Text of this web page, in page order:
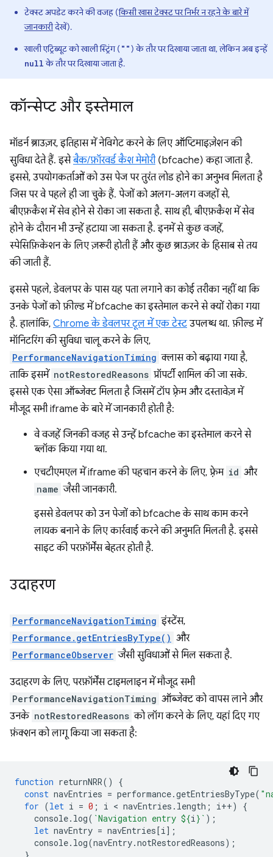
टेक्स्ट अपडेट करने की वजह (किसी खास टेक्स्ट पर निर्भर न रहने के बारे में
जानकारीदेखें).
खाली एट्रिब्यूट को खाली स्ट्रिंग ("") के तौर पर दिखाया जाता था, लेकिन अब इन्हें
nullके तौर पर दिखाया जाता है.
कॉन्सेप्ट और इस्तेमाल
मॉडर्न ब्राउज़र, इतिहास में नेविगेट करने के लिए ऑप्टिमाइज़ेशन की
सुविधा देते हैं. इसेबैक/फ़ॉरवर्ड कैश मेमोरी(bfcache) कहा जाता है.
इससे, उपयोगकर्ताओं को उस पेज पर तुरंत लोड होने का अनुभव मिलता है
जिस पर वे पहले ही जा चुके हैं. पेजों को अलग-अलग वजहों से,
बीएफ़कैश में सेव होने से रोका जा सकता है. साथ ही, बीएफ़कैश में सेव
होने के दौरान भी उन्हें हटाया जा सकता है. इनमें से कुछ वजहें,
स्पेसिफ़िकेशन के लिए ज़रूरी होती हैं और कुछ ब्राउज़र के हिसाब से तय
की जाती हैं.
इससे पहले, डेवलपर के पास यह पता लगाने का कोई तरीका नहीं था कि
उनके पेजों को फ़ील्ड में bfcache का इस्तेमाल करने से क्यों रोका गया
है. हालांकि, Chrome के डेवलपर टूल में एक टेस्टउपलब्ध था. फ़ील्ड में
मॉनिटरिंग की सुविधा चालू करने के लिए,
PerformanceNavigationTiming क्लास को बढ़ाया गया है,
ताकि इसमें notRestoredReasons प्रॉपर्टी शामिल की जा सके.
इससे एक ऐसा ऑब्जेक्ट मिलता है जिसमें टॉप फ़्रेम और दस्तावेज़ में
मौजूद सभी iframe के बारे में जानकारी होती है:
वे वजहें जिनकी वजह से उन्हें bfcache का इस्तेमाल करने से
ब्लॉक किया गया था.
एचटीएमएल में iframe की पहचान करने के लिए, फ़्रेम id और
name जैसी जानकारी.
इससे डेवलपर को उन पेजों को bfcache के साथ काम करने
लायक बनाने के लिए कार्रवाई करने की अनुमति मिलती है. इससे
साइट की परफ़ॉर्मेंस बेहतर होती है.
उदाहरण
PerformanceNavigationTiming इंस्टेंस,
Performance.getEntriesByType() और
PerformanceObserver जैसी सुविधाओं से मिल सकता है.
उदाहरण के लिए, परफ़ॉर्मेंस टाइमलाइन में मौजूद सभी
PerformanceNavigationTiming ऑब्जेक्ट को वापस लाने और
उनके notRestoredReasons को लॉग करने के लिए, यहां दिए गए
फ़ंक्शन को लागू किया जा सकता है:
function returnNRR()
{
const navEntries = performance.getEntriesByType(
for (let i = 0 ; i < navEntries . length ; i++)
{
console. log( `Navigation entry ${i} ` );
let navEntry = navEntries[i];
console. log(navEntry.notRestoredReasons);